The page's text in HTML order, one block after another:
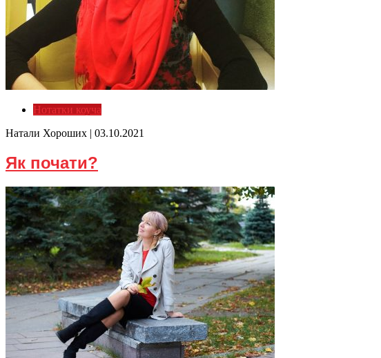
Нотатки коуча
Натали Хороших | 03.10.2021
Як почати?